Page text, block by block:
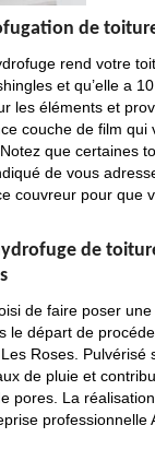
de
rend votre
et qu’elle a
les éléments et
couche de film qui
que certaines
de vous
couvreur pour que
de
de faire poser
le départ de
Roses. Pulvérisé
de pluie et
pores. La
professionnelle